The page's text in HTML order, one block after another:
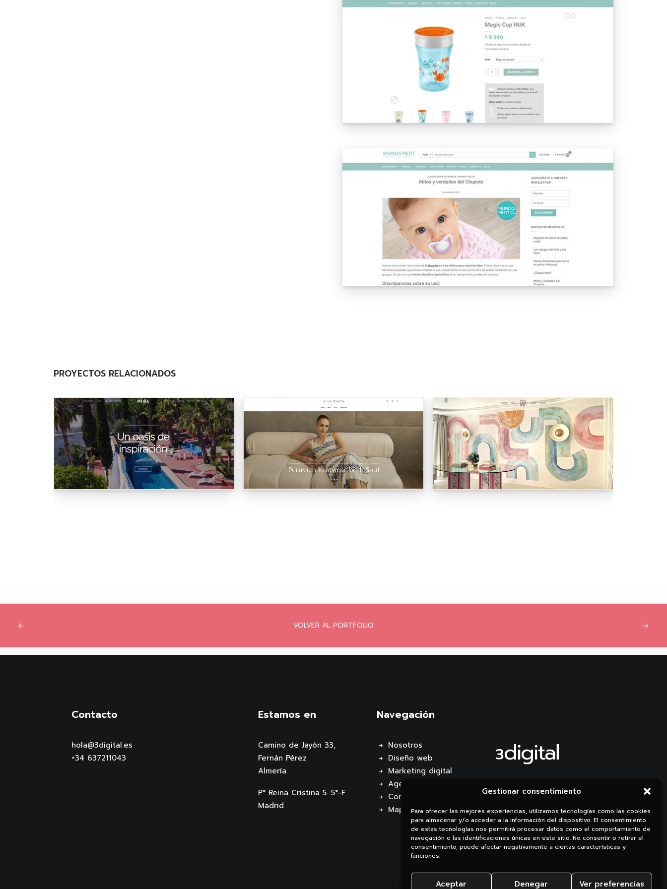
Gestionar consentimiento
Para ofrecer las mejores experiencias, utilizamos tecnologías como las cookies
para almacenar y/o acceder a la información del dispositivo. El consentimiento
de estas tecnologías nos permitirá procesar datos como el comportamiento de
navegación o las identificaciones únicas en este sitio. No consentir o retirar el
consentimiento, puede afectar negativamente a ciertas características y
funciones.
Aceptar Denegar Ver preferencias
PROYECTOS RELACIONADOS
VOLVER AL PORTFOLIO
Contacto
hola@3digital.es
+34 637211043
Estamos en
Camino de Jayón 33,
Fernán Pérez
Almería
P° Reina Cristina 5. 5°-F
Madrid
Navegación
Nosotros
Diseño web
Marketing digital
Agencia de IA
Contacto
Mapa web
Li. Ig.